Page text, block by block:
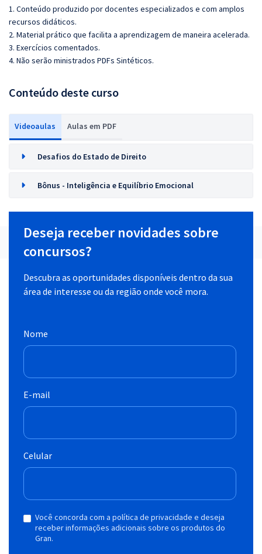
1. Conteúdo produzido por docentes especializados e com amplos
recursos didáticos.
2. Material prático que facilita a aprendizagem de maneira acelerada.
3. Exercícios comentados.
4. Não serão ministrados PDFs Sintéticos.
Conteúdo deste curso
Videoaulas Aulas em PDF
Desafios do Estado de Direito
Bônus - Inteligência e Equilíbrio Emocional
Deseja receber novidades sobre
concursos?
Descubra as oportunidades disponíveis dentro da sua
área de interesse ou da região onde você mora.
Nome
E-mail
Celular
Você concorda com a política de privacidade e deseja
receber informações adicionais sobre os produtos do
Gran.